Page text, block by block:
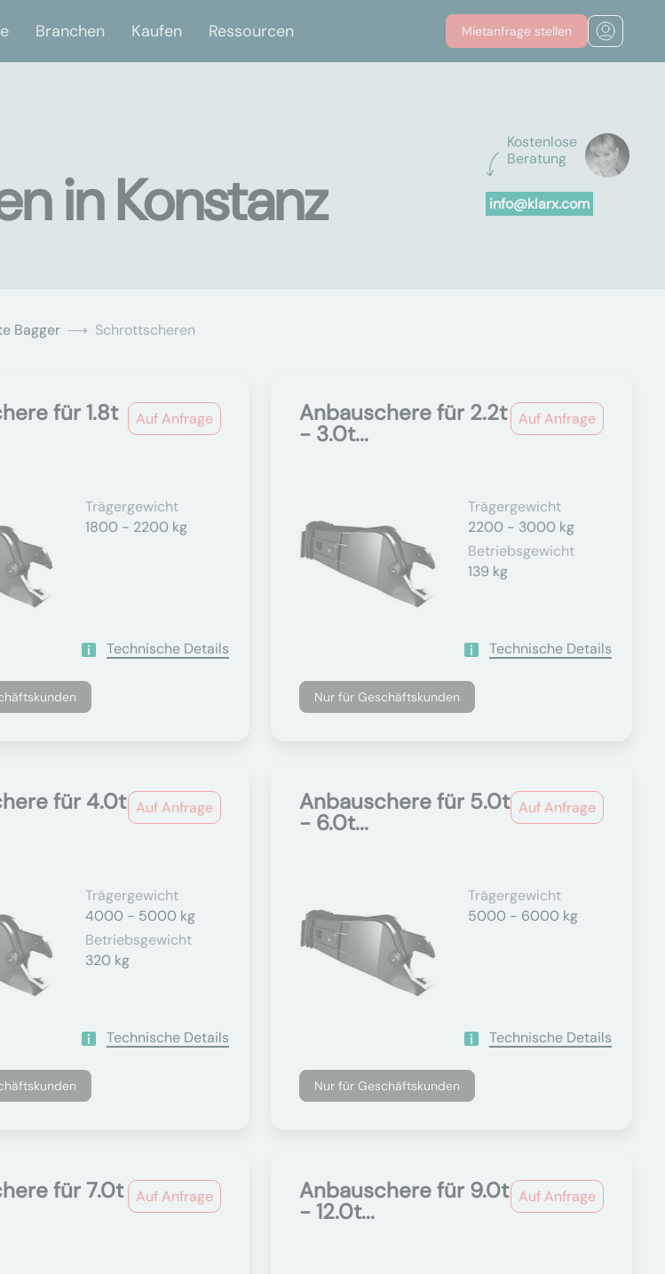
Branchen Kaufen Ressourcen Mietanfrage stellen
Kostenlose
Beratung
info@klarx.com
in Konstanz
Bagger Schrottscheren
Auf Anfrage
für 1.8t
Trägergewicht
1800 - 2200 kg
Technische Details
Auf Anfrage
Anbauschere für 2.2t
- 3.0t...
Trägergewicht
2200 - 3000 kg
Betriebsgewicht
139 kg
Technische Details
Nur für Geschäftskunden
Auf Anfrage
für 4.0t
Trägergewicht
4000 - 5000 kg
Betriebsgewicht
320 kg
Technische Details
Auf Anfrage
Anbauschere für 5.0t
- 6.0t...
Trägergewicht
5000 - 6000 kg
Technische Details
Nur für Geschäftskunden
Auf Anfrage
für 7.0t Auf Anfrage
Anbauschere für 9.0t
- 12.0t...